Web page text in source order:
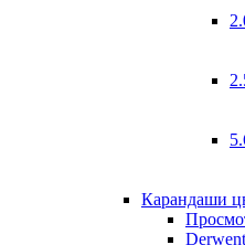
Карандаши